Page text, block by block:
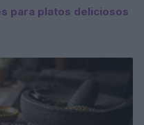
para platos deliciosos